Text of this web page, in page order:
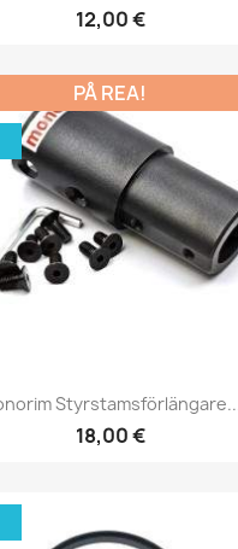
12,00 €
Snabbvy
18,00 €
PÅ REA!